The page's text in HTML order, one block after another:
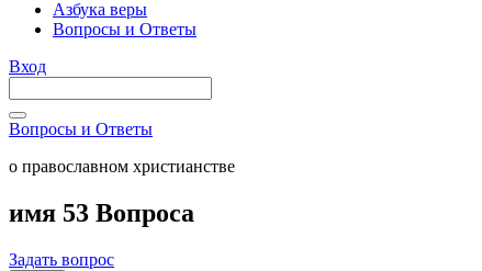
Азбука веры
Вопросы и Ответы
Вход
Вопросы и Ответы
о православном христианстве
имя 53 Вопроса
Задать вопрос